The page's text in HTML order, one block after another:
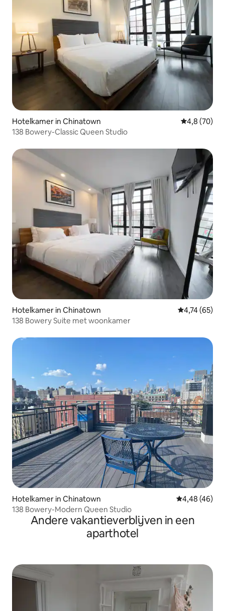
Hotelkamer in Chinatown Gemiddelde
4,8 (70)
138 Bowery-Classic Queen Studio
Hotelkamer in Chinatown Gemiddelde
4,74 (65)
138 Bowery Suite met woonkamer
Hotelkamer in Chinatown Gemiddelde
4,48 (46)
138 Bowery-Modern Queen Studio
Andere vakantieverblijven in een
aparthotel